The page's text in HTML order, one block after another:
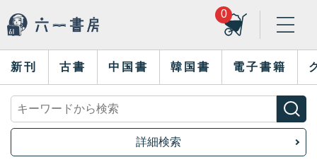
0
新刊 古書 中国書 韓国書 電子書籍
詳細検索